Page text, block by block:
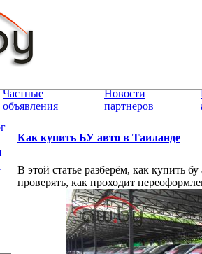
Частные
объявления
Новости
партнеров
Как купить БУ авто в Таиланде
В этой статье разберём, как купить
проверять, как проходит